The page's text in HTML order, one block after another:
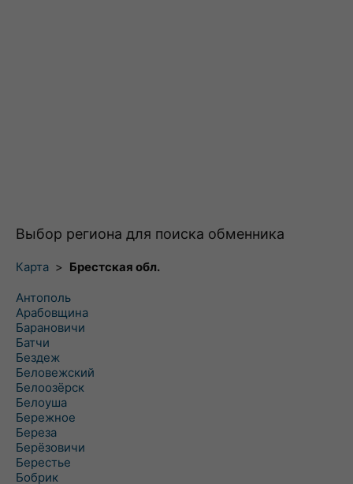
Выбор региона для поиска обменника
Карта > Брестская обл.
Антополь
Арабовщина
Барановичи
Батчи
Бездеж
Беловежский
Белоозёрск
Белоуша
Бережное
Береза
Берёзовичи
Берестье
Бобрик